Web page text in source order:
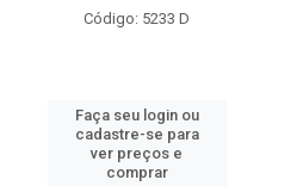
Código: 5233 D
Faça seu login ou
cadastre-se para
ver preços e
comprar